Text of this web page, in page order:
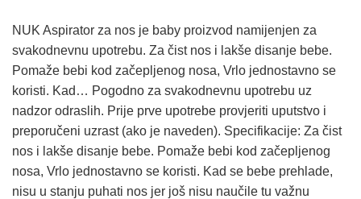
NUK Aspirator za nos je baby proizvod namijenjen za
svakodnevnu upotrebu. Za čist nos i lakše disanje bebe.
Pomaže bebi kod začepljenog nosa, Vrlo jednostavno se
koristi. Kad… Pogodno za svakodnevnu upotrebu uz
nadzor odraslih. Prije prve upotrebe provjeriti uputstvo i
preporučeni uzrast (ako je naveden). Specifikacije: Za čist
nos i lakše disanje bebe. Pomaže bebi kod začepljenog
nosa, Vrlo jednostavno se koristi. Kad se bebe prehlade,
nisu u stanju puhati nos jer još nisu naučile tu važnu